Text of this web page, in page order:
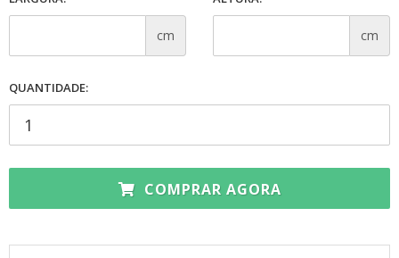
cm cm
QUANTIDADE:
COMPRAR AGORA